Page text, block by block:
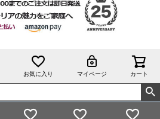
お気に入り マイページ カート